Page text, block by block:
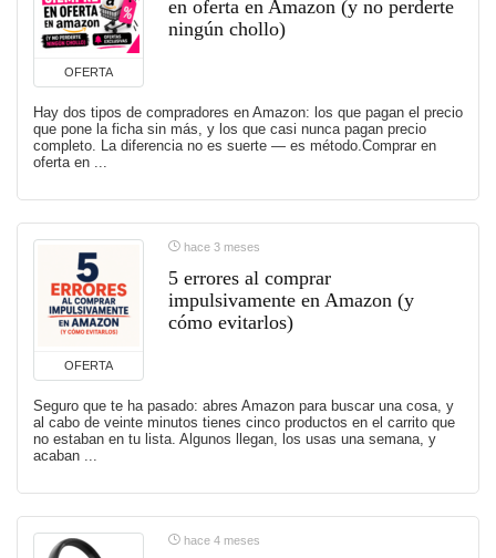
OFERTA
en oferta en Amazon (y no perderte
ningún chollo)
Hay dos tipos de compradores en Amazon: los que pagan el precio
que pone la ficha sin más, y los que casi nunca pagan precio
completo. La diferencia no es suerte — es método.Comprar en
oferta en ...
OFERTA
hace 3 meses
5 errores al comprar
impulsivamente en Amazon (y
cómo evitarlos)
Seguro que te ha pasado: abres Amazon para buscar una cosa, y
al cabo de veinte minutos tienes cinco productos en el carrito que
no estaban en tu lista. Algunos llegan, los usas una semana, y
acaban ...
hace 4 meses